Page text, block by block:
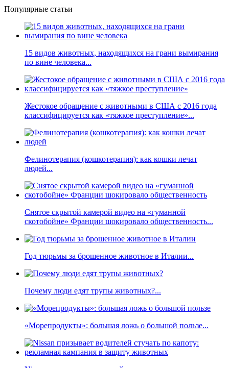
Популярные статьи
15 видов животных, находящихся на грани вымирания
по вине человека...
Жестокое обращение с животными в США с 2016 года
классифицируется как «тяжкое преступление»...
Фелинотерапия (кошкотерапия): как кошки лечат
людей...
Снятое скрытой камерой видео на «гуманной
скотобойне» Франции шокировало общественность...
Год тюрьмы за брошенное животное в Италии...
Почему люди едят трупы животных?...
«Морепродукты»: большая ложь о большой пользе...